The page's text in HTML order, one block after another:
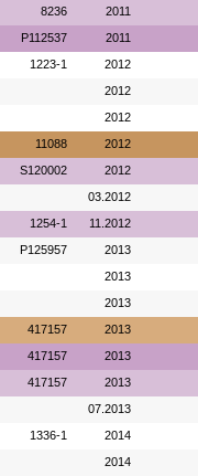
8236 2011
P112537 2011
1223-1 2012
2012
2012
11088 2012
S120002 2012
03.2012
1254-1 11.2012
P125957 2013
2013
2013
417157 2013
417157 2013
417157 2013
07.2013
1336-1 2014
2014